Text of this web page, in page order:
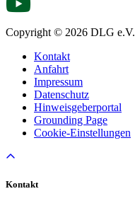
Copyright © 2026 DLG e.V.
Kontakt
Anfahrt
Impressum
Datenschutz
Hinweisgeberportal
Grounding Page
Cookie-Einstellungen
Kontakt